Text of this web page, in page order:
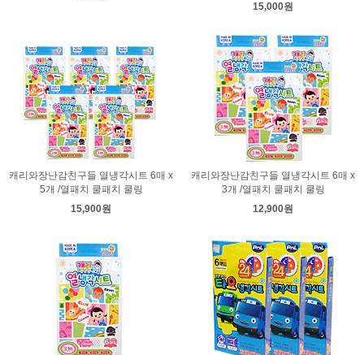
15,000원
캐리와장난감친구들 열냉각시트 6매 x
5개 /열패치 쿨패치 쿨링
15,900원
캐리와장난감친구들 열냉각시트 6매 x
3개 /열패치 쿨패치 쿨링
12,900원